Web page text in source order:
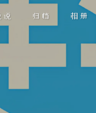
说 归档 相册